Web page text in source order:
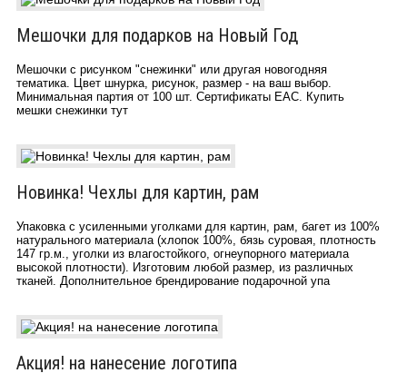
Мешочки для подарков на Новый Год
Мешочки с рисунком "снежинки" или другая новогодняя
тематика. Цвет шнурка, рисунок, размер - на ваш выбор.
Минимальная партия от 100 шт. Сертификаты EAC. Купить
мешки снежинки тут
Новинка! Чехлы для картин, рам
Упаковка c усиленными уголками для картин, рам, багет из 100%
натурального материала (хлопок 100%, бязь суровая, плотность
147 гр.м., уголки из влагостойкого, огнеупорного материала
высокой плотности). Изготовим любой размер, из различных
тканей. Дополнительное брендирование подарочной упа
Акция! на нанесение логотипа